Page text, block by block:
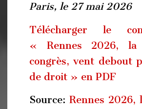
Paris, le 27 mai 2026
Télécharger le
« Rennes 2026,
congrès, vent debout
de droit » en PDF
Source: Rennes 2026,